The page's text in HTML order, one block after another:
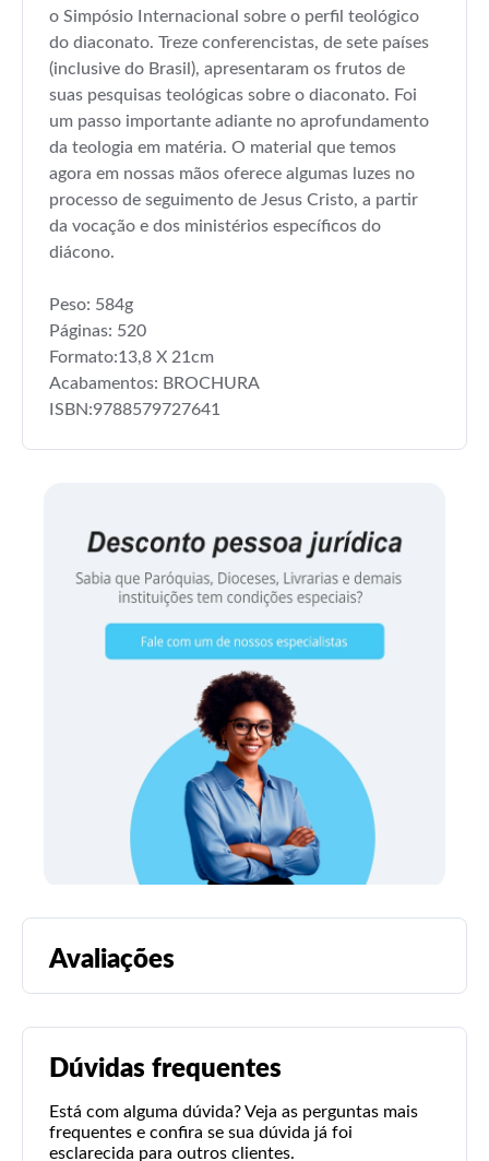
o Simpósio Internacional sobre o perfil teológico
do diaconato. Treze conferencistas, de sete países
(inclusive do Brasil), apresentaram os frutos de
suas pesquisas teológicas sobre o diaconato. Foi
um passo importante adiante no aprofundamento
da teologia em matéria. O material que temos
agora em nossas mãos oferece algumas luzes no
processo de seguimento de Jesus Cristo, a partir
da vocação e dos ministérios específicos do
diácono.
Peso: 584g
Páginas: 520
Formato:13,8 X 21cm
Acabamentos: BROCHURA
ISBN:9788579727641
Avaliações
Dúvidas frequentes
Está com alguma dúvida? Veja as perguntas mais
frequentes e confira se sua dúvida já foi
esclarecida para outros clientes.